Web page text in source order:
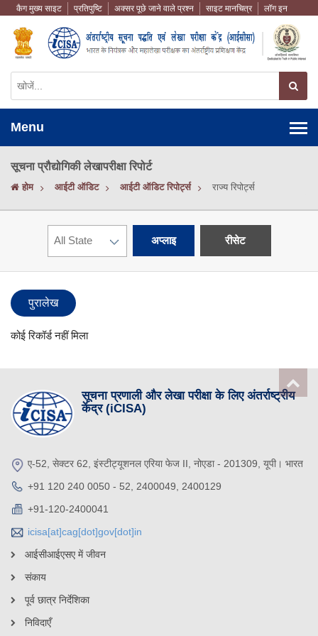
कैग मुख्य साइट प्रतिपुष्टि अक्सर पूछे जाने वाले प्रश्न साइट मानचित्र लॉग इन
Menu
सूचना प्रौद्योगिकी लेखापरीक्षा रिपोर्ट
होम आईटी ऑडिट आईटी ऑडिट रिपोर्ट्स राज्य रिपोर्ट्स
अप्लाइ रीसेट
पुरालेख
कोई रिकॉर्ड नहीं मिला
सूचना प्रणाली और लेखा परीक्षा के लिए अंतर्राष्ट्रीय
केंद्र (iCISA)
ए-52, सेक्टर 62, इंस्टीट्यूशनल एरिया फेज II, नोएडा - 201309, यूपी। भारत
+91 120 240 0050 - 52, 2400049, 2400129
+91-120-2400041
icisa[at]cag[dot]gov[dot]in
आईसीआईएसए में जीवन
संकाय
पूर्व छात्र निर्देशिका
निविदाएँ